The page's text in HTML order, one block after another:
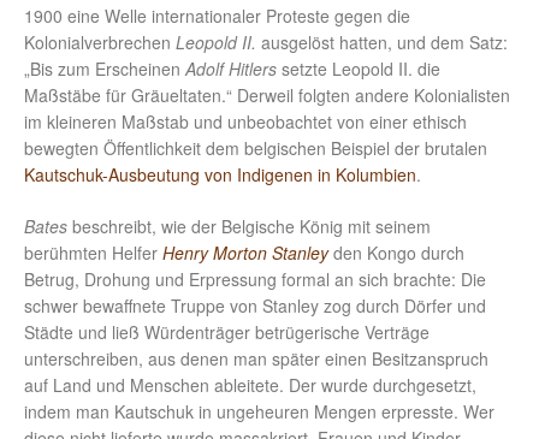
1900 eine Welle internationaler Proteste gegen die
Kolonialverbrechen Leopold II. ausgelöst hatten, und dem Satz:
„Bis zum ErscheinenAdolf Hitlers setzte Leopold II. die
Maßstäbe für Gräueltaten.“ Derweil folgten andere Kolonialisten
im kleineren Maßstab und unbeobachtet von einer ethisch
bewegten Öffentlichkeit dem belgischen Beispiel der brutalen
Kautschuk-Ausbeutung von Indigenen in Kolumbien.
Bates beschreibt, wie der Belgische König mit seinem
berühmten Helfer Henry Morton Stanleyden Kongo durch
Betrug, Drohung und Erpressung formal an sich brachte: Die
schwer bewaffnete Truppe von Stanley zog durch Dörfer und
Städte und ließ Würdenträger betrügerische Verträge
unterschreiben, aus denen man später einen Besitzanspruch
auf Land und Menschen ableitete. Der wurde durchgesetzt,
indem man Kautschuk in ungeheuren Mengen erpresste. Wer